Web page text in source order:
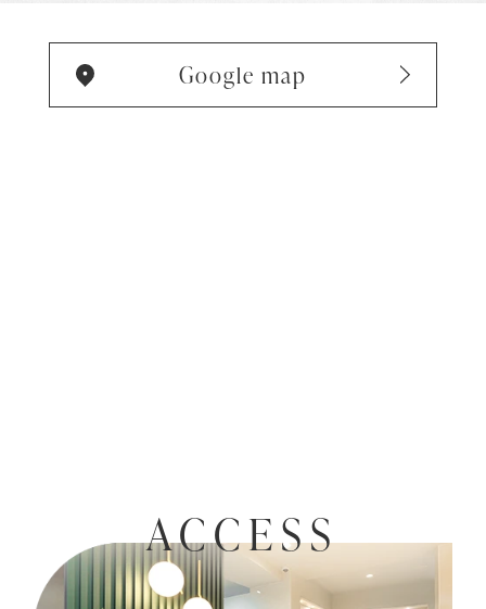
Google map
ACCESS